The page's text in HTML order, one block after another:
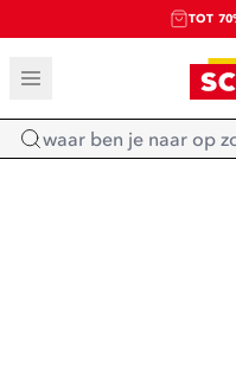
TOT